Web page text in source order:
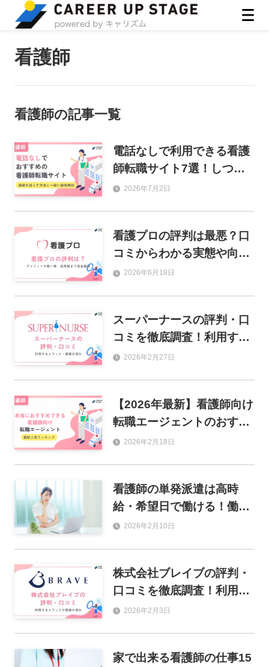
看護師
看護師の記事一覧
電話なしで利用できる看護
師転職サイト7選！しつこ
い連絡を減らす方法も解
2026年7月2日
看護プロの評判は最悪？口
コミからわかる実態や向い
ている人を徹底解説！
2026年6月18日
スーパーナースの評判・口
コミを徹底調査！利用する
メリットや登録の流れも解
2026年2月27日
【2026年最新】看護師向け
転職エージェントのおすす
め人気ランキング17選
2026年2月18日
看護師の単発派遣は高時
給・希望日で働ける！働き
方のコツとおすすめ派遣会
2026年2月10日
株式会社ブレイブの評判・
口コミを徹底調査！利用す
るメリットや登録の流れも
2026年2月3日
家で出来る看護師の仕事15